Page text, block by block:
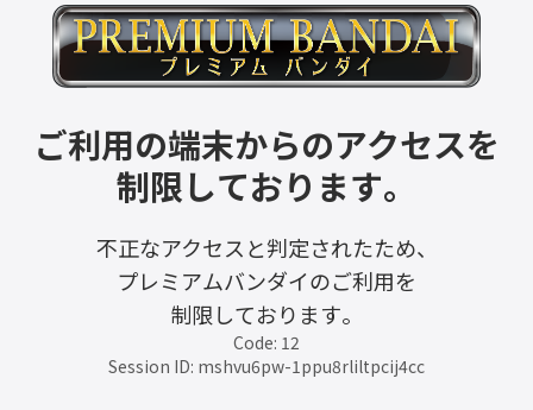
ご利用の端末からのアクセスを
制限しております。
不正なアクセスと判定されたため、
プレミアムバンダイのご利用を
制限しております。
Code: 12
Session ID: mshvu6pw-1ppu8rliltpcij4cc